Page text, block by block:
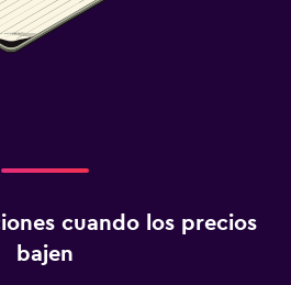
cuando los precios
bajen